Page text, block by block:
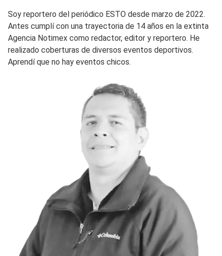
Soy reportero del periódico ESTO desde marzo de 2022.
Antes cumplí con una trayectoria de 14 años en la extinta
Agencia Notimex como redactor, editor y reportero. He
realizado coberturas de diversos eventos deportivos.
Aprendí que no hay eventos chicos.